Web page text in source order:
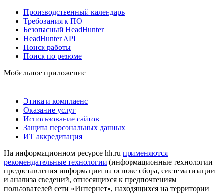
Производственный календарь
Требования к ПО
Безопасный HeadHunter
HeadHunter API
Поиск работы
Поиск по резюме
Мобильное приложение
Этика и комплаенс
Оказание услуг
Использование сайтов
Защита персональных данных
ИТ аккредитация
На информационном ресурсе hh.ru применяются
рекомендательные технологии (информационные технологии
предоставления информации на основе сбора, систематизации
и анализа сведений, относящихся к предпочтениям
пользователей сети «Интернет», находящихся на территории